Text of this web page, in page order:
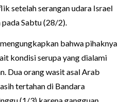
setelah serangan udara Israel
Sabtu (28/2).
bahwa pihaknya
kondisi serupa yang dialami
Dua orang wasit asal Arab
tertahan di Bandara